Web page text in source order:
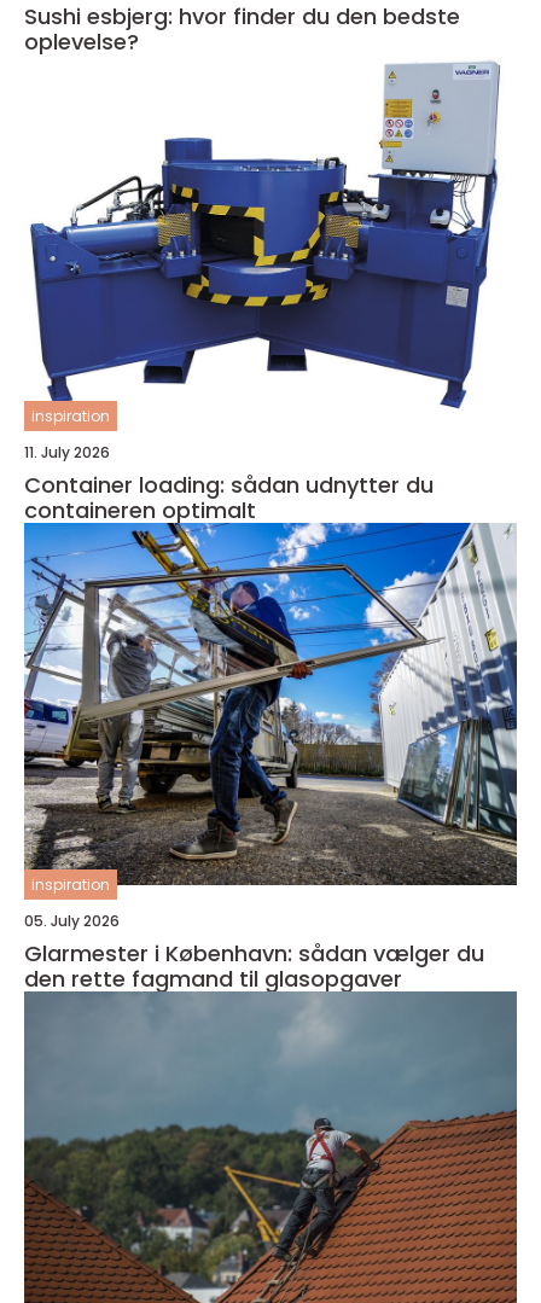
Sushi esbjerg: hvor finder du den bedste
oplevelse?
inspiration
11. July 2026
Container loading: sådan udnytter du
containeren optimalt
inspiration
05. July 2026
Glarmester i København: sådan vælger du
den rette fagmand til glasopgaver